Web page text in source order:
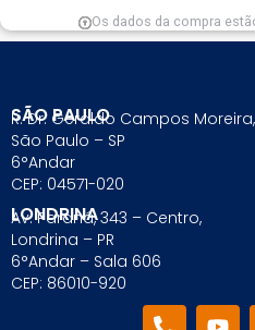
Os dados da compra
SÃO PAULO
R. Dr. Geraldo Campos
São Paulo – SP
6°Andar
CEP: 04571-020
LONDRINA
Av. Paraná, 343 – Centro,
Londrina – PR
6°Andar – Sala 606
CEP: 86010-920